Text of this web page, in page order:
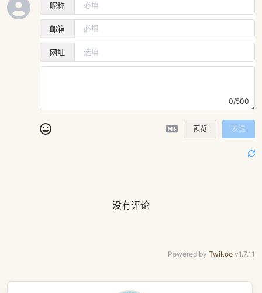
昵称
邮箱
网址
0/500
预览 发送
没有评论
Powered by Twikoo v1.7.11